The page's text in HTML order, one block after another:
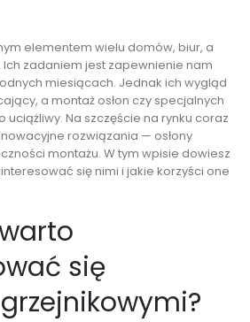
elementem wielu domów, biur, a
zadaniem jest zapewnienie nam
miesiącach. Jednak ich wygląd
a montaż osłon czy specjalnych
Na szczęście na rynku coraz
rozwiązania — osłony
montażu. W tym wpisie dowiesz
się nimi i jakie korzyści one
się